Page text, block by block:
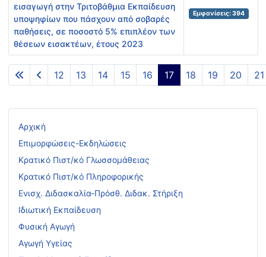
Αρχική
Επιμορφώσεις-Εκδηλώσεις
Κρατικό Πιστ/κό Γλωσσομάθειας
Κρατικό Πιστ/κό Πληροφορικής
Ενισχ. Διδασκαλία-Πρόσθ. Διδακ. Στήριξη
Ιδιωτική Εκπαίδευση
Φυσική Αγωγή
Αγωγή Υγείας
εισαγωγή στην Τριτοβάθμια Εκπαίδευση
υποψηφίων που πάσχουν από σοβαρές
παθήσεις, σε ποσοστό 5% επιπλέον των
θέσεων εισακτέων, έτους 2023
Εμφανίσεις: 394
Σελίδα 17 από 44
12 13 14 15 16 17 18 19 20 21